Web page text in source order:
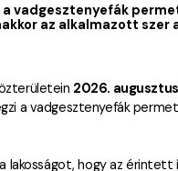
vadgesztenyefák
az alkalmazott szer
2026.
a vadgesztenyefák
lakosságot, hogy az